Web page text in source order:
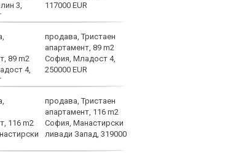
117000 EUR
продава, Тристаен
апартамент, 89 m2
София, Младост 4,
250000 EUR
продава, Тристаен
апартамент, 116 m2
София, Манастирски
ливади Запад, 319000